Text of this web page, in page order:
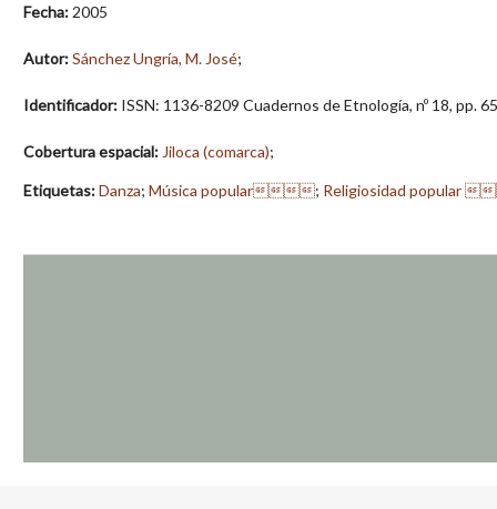
Fecha: 2005
Autor:Sánchez Ungría, M. José;
Identificador: ISSN: 1136-8209 Cuadernos de Etnología, nº 18, pp.
Cobertura espacial: Jiloca (comarca);
Etiquetas:Danza; Música popular ; Religiosidad